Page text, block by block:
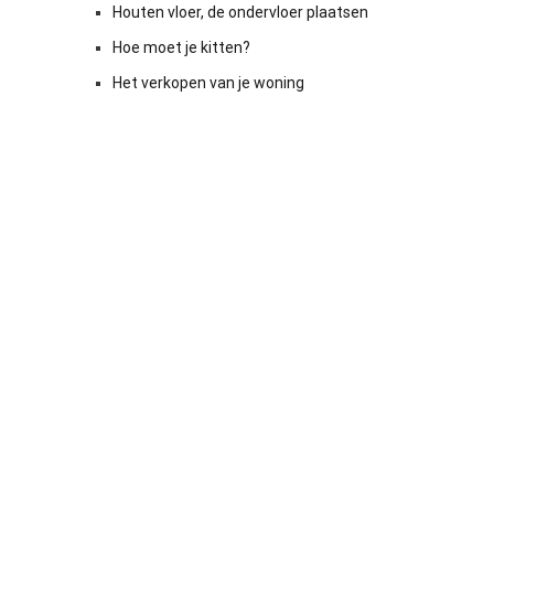
Houten vloer, de ondervloer plaatsen
Hoe moet je kitten?
Het verkopen van je woning